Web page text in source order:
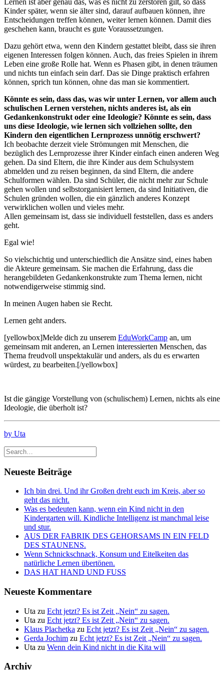
Kinder später, wenn sie älter sind, darauf aufbauen können, ihre
Entscheidungen treffen können, weiter lernen können. Damit dies
geschehen kann, braucht es gute Voraussetzungen.
Dazu gehört etwa, wenn den Kindern gestattet bleibt, dass sie ihren
eigenen Interessen folgen können. Auch, das freies Spielen in ihrem
Leben eine große Rolle hat. Wenn es Phasen gibt, in denen träumen
und nichts tun einfach sein darf. Das sie Dinge praktisch erfahren
können, sprich tun können, ohne das man sie kommentiert.
Könnte es sein, dass das, was wir unter Lernen, vor allem auch
schulischen Lernen verstehen, nichts anderes ist, als ein
Gedankenkonstrukt oder eine Ideologie? Könnte es sein, dass
uns diese Ideologie, wie lernen sich vollziehen sollte, den
Kindern den eigentlichen Lernprozess unnötig erschwert?
Ich beobachte derzeit viele Strömungen mit Menschen, die
bezüglich des Lernprozesse ihrer Kinder einfach einen anderen Weg
gehen. Da sind Eltern, die ihre Kinder aus dem Schulsystem
abmelden und zu reisen beginnen, da sind Eltern, die andere
Schulformen wählen. Da sind Schüler, die nicht mehr zur Schule
gehen wollen und selbstorganisiert lernen, da sind Initiativen, die
Schulen gründen wollen, die ein gänzlich anderes Konzept
verwirklichen wollen und vieles mehr.
Allen gemeinsam ist, dass sie individuell feststellen, dass es anders
geht.
Egal wie!
So vielschichtig und unterschiedlich die Ansätze sind, eines haben
die Akteure gemeinsam. Sie machen die Erfahrung, dass die
herangebildeten Gedankenkonstrukte zum Thema lernen, nicht
notwendigerweise stimmig sind.
In meinen Augen haben sie Recht.
Lernen geht anders.
[yellowbox]Melde dich zu unserem EduWorkCamp an, um
gemeinsam mit anderen, an Lernen interessierten Menschen, das
Thema freudvoll unspektakulär und anders, als du es erwarten
würdest, zu bearbeiten.[/yellowbox]
Ist die gängige Vorstellung von (schulischem) Lernen, nichts als eine
Ideologie, die überholt ist?
by Uta
Neueste Beiträge
Ich bin drei. Und ihr Großen dreht euch im Kreis, aber so
geht das nicht.
Was es bedeuten kann, wenn ein Kind nicht in den
Kindergarten will. Kindliche Intelligenz ist manchmal leise
und stur.
AUS DER FABRIK DES GEHORSAMS IN EIN FELD
DES STAUNENS.
Wenn Schnickschnack, Konsum und Eitelkeiten das
natürliche Lernen übertönen.
DAS HAT HAND UND FUSS
Neueste Kommentare
Uta zu Echt jetzt? Es ist Zeit „Nein“ zu sagen.
Uta zu Echt jetzt? Es ist Zeit „Nein“ zu sagen.
Klaus Plachetka zu Echt jetzt? Es ist Zeit „Nein“ zu sagen.
Gerda Jochim zu Echt jetzt? Es ist Zeit „Nein“ zu sagen.
Uta zu Wenn dein Kind nicht in die Kita will
Archiv